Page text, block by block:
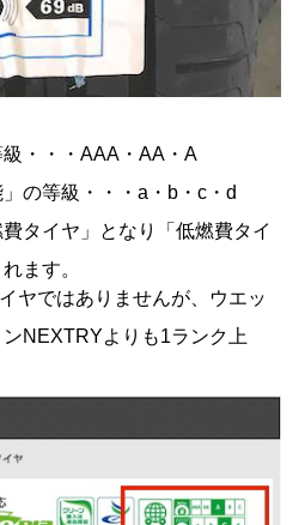
級・・・AAA・AA・A
の等級・・・a・b・c・d
タイヤ」となり「低燃費タイ
ます。
ヤではありませんが、ウエッ
NEXTRYよりも1ランク上